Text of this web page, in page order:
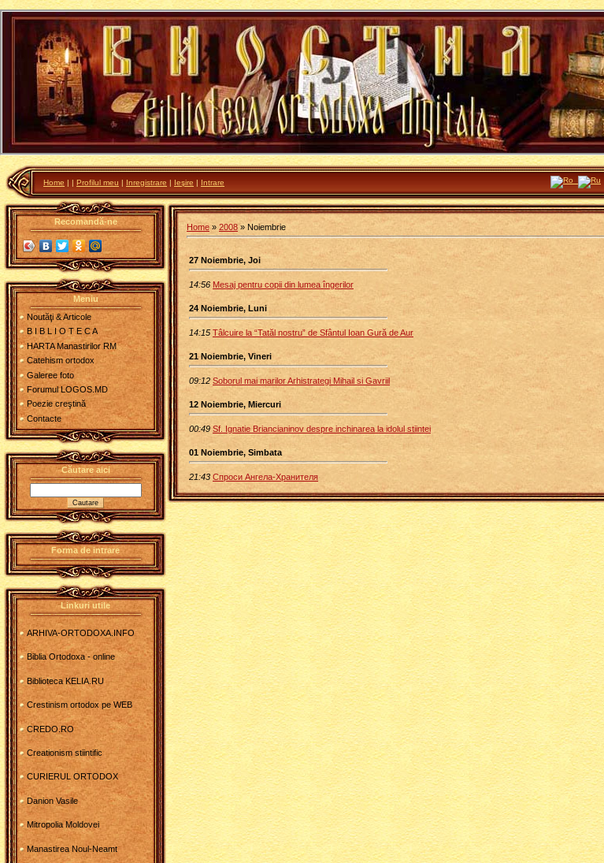
Home | | Profilul meu | Inregistrare | Ieşire | Intrare
Recomandă-ne
Meniu
Noutăţi & Articole
B I B L I O T E C A
HARTA Manastirilor RM
Catehism ortodox
Galeree foto
Forumul LOGOS.MD
Poezie creştină
Contacte
Căutare aici
Forma de intrare
Linkuri utile
ARHIVA-ORTODOXA.INFO
Biblia Ortodoxa - online
Biblioteca KELIA.RU
Crestinism ortodox pe WEB
CREDO.RO
Creationism stiintific
CURIERUL ORTODOX
Danion Vasile
Mitropolia Moldovei
Manastirea Noul-Neamt
Home » 2008 » Noiembrie
27 Noiembrie, Joi
14:56 Mesaj pentru copii din lumea îngerilor
24 Noiembrie, Luni
14:15 Tâlcuire la “Tatăl nostru” de Sfântul Ioan Gură de Aur
21 Noiembrie, Vineri
09:12 Soborul mai marilor Arhistrategi Mihail si Gavriil
12 Noiembrie, Miercuri
00:49 Sf. Ignatie Briancianinov despre inchinarea la idolul stiintei
01 Noiembrie, Simbata
21:43 Спроси Ангела-Хранителя